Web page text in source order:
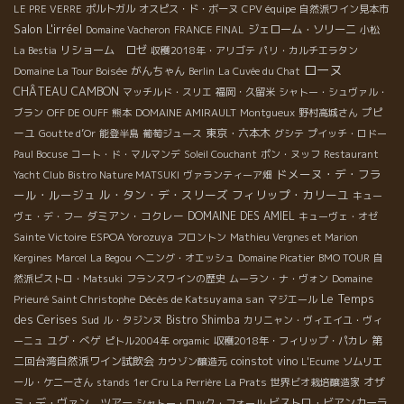
LE PRE VERRE ポルトガル オスピス・ド・ボーヌ CPV équipe 自然派ワイン見本市
Salon L'irréel Domaine Vacheron FRANCE FINAL ジェローム・ソリーニ 小松
La Bestia リショーム ロゼ 収穫2018年・アリゴテ パリ・カルチエラタン
Domaine La Tour Boisée がんちゃん Berlin La Cuvée du Chat ローヌ
CHÂTEAU CAMBON マッチルド・スリエ 福岡・久留米 シャトー・シュヴァル・
ブラン OFF DE OUFF 熊本 DOMAINE AMIRAULT Montgueux 野村高城さん プピ
ーユ Goutte d’Or 能登半島 葡萄ジュース 東京・六本木 グシテ プイッチ・ロドー
Paul Bocuse コート・ド・マルマンデ Soleil Couchant ポン・ヌッフ Restaurant
Yacht Club Bistro Nature MATSUKI ヴァランティーア畑 ドメーヌ・デ・フラ
ール・ルージュ ル・タン・デ・スリーズ フィリップ・カリーユ キュー
ヴェ・デ・フー ダミアン・コクレー DOMAINE DES AMIEL キューヴェ・オゼ
Sainte Victoire ESPOA Yorozuya フロントン Mathieu Vergnes et Marion
Kergines Marcel La Begou へニング・オエッシュ Domaine Picatier BMO TOUR 自
然派ビストロ・Matsuki フランスワインの歴史 ムーラン・ナ・ヴォン Domaine
Prieuré Saint Christophe Décès de Katsuyama san マジエール Le Temps
des Cerises Sud ル・タジンヌ Bistro Shimba カリニャン・ヴィエイユ・ヴィ
ーニュ ユグ・べゲ ピトル2004年 orgamic 収穫2018年・フィリップ・パカレ 第
二回台湾自然派ワイン試飲会 カウゾン醸造元 coinstot vino L'Ecume ソムリエ
ール・ケニーさん stands 1er Cru La Perrière La Prats 世界ビオ栽培醸造家 オザ